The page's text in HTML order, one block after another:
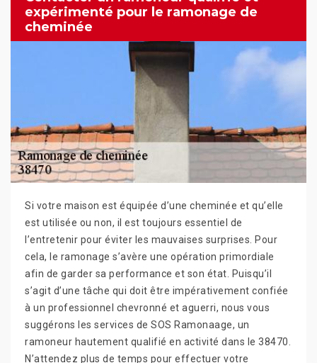
expérimenté pour le ramonage de
cheminée
Si votre maison est équipée d’une cheminée et qu’elle
est utilisée ou non, il est toujours essentiel de
l’entretenir pour éviter les mauvaises surprises. Pour
cela, le ramonage s’avère une opération primordiale
afin de garder sa performance et son état. Puisqu’il
s’agit d’une tâche qui doit être impérativement confiée
à un professionnel chevronné et aguerri, nous vous
suggérons les services de SOS Ramonaage, un
ramoneur hautement qualifié en activité dans le 38470.
N’attendez plus de temps pour effectuer votre